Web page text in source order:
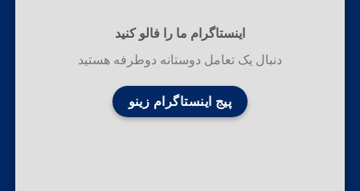
اینستاگرام ما را فالو کنید
دنبال یک تعامل دوستانه دوطرفه هستید
پیج اینستاگرام زینو